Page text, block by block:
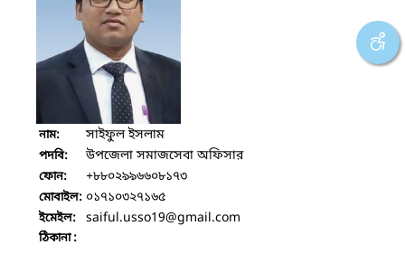
নাম: সাইফুল ইসলাম
পদবি: উপজেলা সমাজসেবা অফিসার
ফোন: +৮৮০২৯৯৬৬০৮১৭৩
মোবাইল: ০১৭১০৩২৭১৬৫
ইমেইল: saiful.usso19@gmail.com
ঠিকানা :